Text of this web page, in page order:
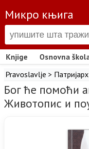
Микро књига
Knjige Osnovna
Pravoslavlje >
Бог ће помоћи
Животопис и